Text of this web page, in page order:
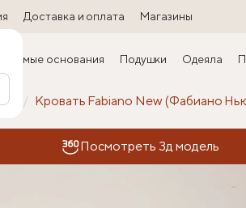
Доставка и оплата Магазины
основания Подушки Одеяла
Кровать Fabiano New (Фабиано
Посмотреть 3д модель